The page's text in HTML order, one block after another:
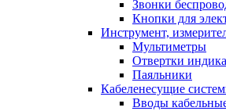
Звонки
Кнопки для
Инструмент,
Мультиметры
Отвертки
Паяльники
Кабеленесущие
Вводы